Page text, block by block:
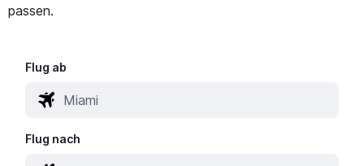
passen.
Flug ab
Flug nach